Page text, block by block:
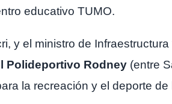
educativo TUMO.
y el ministro de
Polideportivo Rodney (entre
la recreación y el deporte